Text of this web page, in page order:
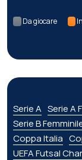
Da giocare
Serie A Serie A
Serie B
Coppa Italia
UEFA Futsal